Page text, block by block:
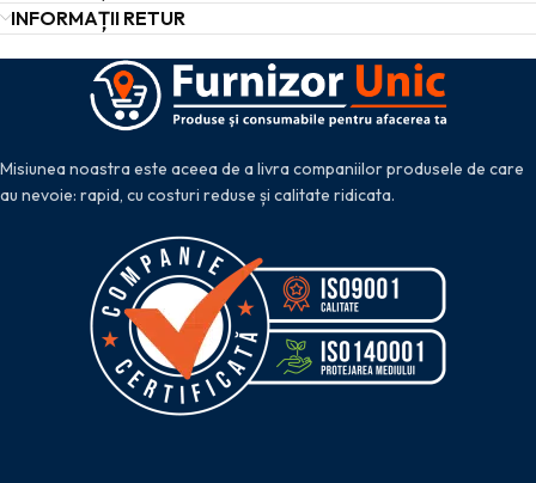
INFORMAȚII RETUR
Misiunea noastra este aceea de a livra companiilor produsele de care
au nevoie: rapid, cu costuri reduse și calitate ridicata.